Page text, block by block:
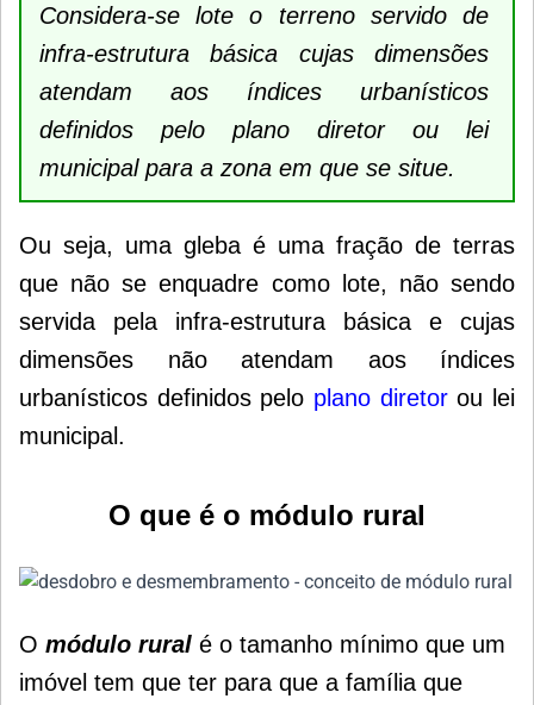
Considera-se lote o terreno servido de
infra-estrutura básica cujas dimensões
atendam aos índices urbanísticos
definidos pelo plano diretor ou lei
municipal para a zona em que se situe.
Ou seja, uma gleba é uma fração de terras
que não se enquadre como lote, não sendo
servida pela infra-estrutura básica e cujas
dimensões não atendam aos índices
urbanísticos definidos pelo plano diretorou lei
municipal.
O que é o módulo rural
O módulo rural é o tamanho mínimo que um
imóvel tem que ter para que a família que